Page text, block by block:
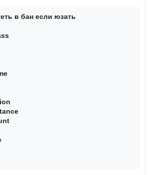
в бан если юзать